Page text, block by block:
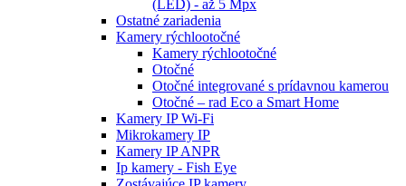
(LED) - až 5 Mpx
Ostatné zariadenia
Kamery rýchlootočné
Kamery rýchlootočné
Otočné
Otočné integrované s prídavnou kamerou
Otočné – rad Eco a Smart Home
Kamery IP Wi-Fi
Mikrokamery IP
Kamery IP ANPR
Ip kamery - Fish Eye